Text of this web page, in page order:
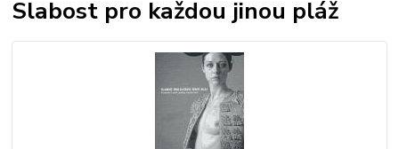
Slabost pro každou jinou pláž